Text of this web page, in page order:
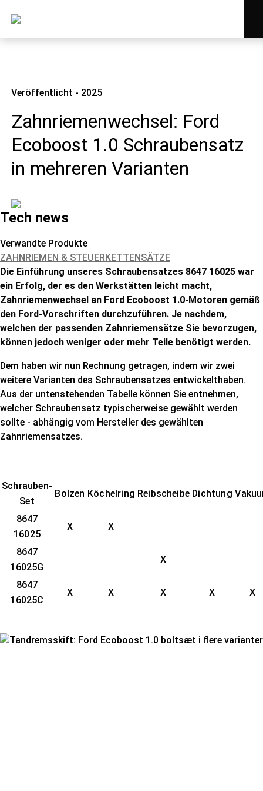
Veröffentlicht - 2025
Zahnriemenwechsel: Ford
Ecoboost 1.0 Schraubensatz
in mehreren Varianten
Tech news
Verwandte Produkte
ZAHNRIEMEN & STEUERKETTENSÄTZE
Die Einführung unseres Schraubensatzes 8647 16025 war
ein Erfolg, der es den Werkstätten leicht macht,
Zahnriemenwechsel an Ford Ecoboost 1.0-Motoren gemäß
den Ford-Vorschriften durchzuführen. Je nachdem,
welchen der passenden Zahnriemensätze Sie bevorzugen,
können jedoch weniger oder mehr Teile benötigt werden.
Dem haben wir nun Rechnung getragen, indem wir zwei
weitere Varianten des Schraubensatzes entwickelthaben.
Aus der untenstehenden Tabelle können Sie entnehmen,
welcher Schraubensatz typischerweise gewählt werden
sollte - abhängig vom Hersteller des gewählten
Zahnriemensatzes.
Schrauben-
Set
Bolzen Köchelring Reibscheibe Dichtung
8647
16025
X X
8647
16025G
X
8647
16025C
X X X X X